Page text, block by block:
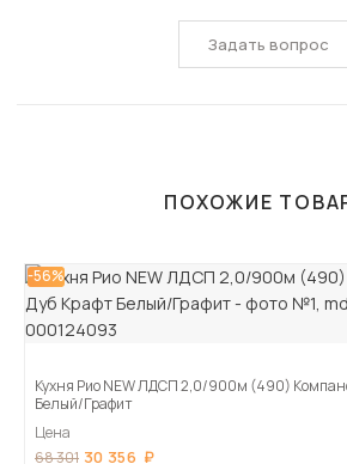
Задать вопрос
ПОХОЖИЕ
-56%
Кухня Рио NEW ЛДСП 2,0/900м (490)
Белый/Графит
Цена
68 301 30 356